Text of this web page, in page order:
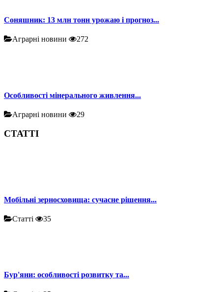
Соняшник: 13 млн тонн урожаю і прогноз...
Аграрні новини 272
Особливості мінерального живлення...
Аграрні новини 29
СТАТТІ
Мобільні зерносховища: сучасне рішення...
Статті 35
Бур'яни: особливості розвитку та...